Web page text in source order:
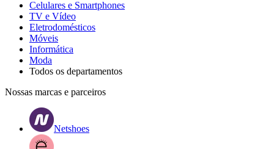
Celulares e Smartphones
TV e Vídeo
Eletrodomésticos
Móveis
Informática
Moda
Todos os departamentos
Nossas marcas e parceiros
Netshoes